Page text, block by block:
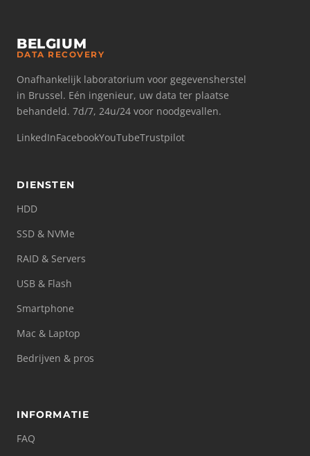
BELGIUM
DATA RECOVERY
Onafhankelijk laboratorium voor gegevensherstel
in Brussel. Eén ingenieur, uw data ter plaatse
behandeld. 7d/7, 24u/24 voor noodgevallen.
LinkedInFacebookYouTubeTrustpilot
DIENSTEN
HDD
SSD & NVMe
RAID & Servers
USB & Flash
Smartphone
Mac & Laptop
Bedrijven & pros
INFORMATIE
FAQ